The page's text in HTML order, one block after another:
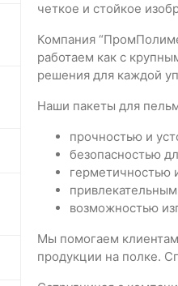
четкое и стойкое
Компания
работаем как с
решения для каждой
Наши пакеты для
прочностью и
безопасностью
возможностью
Мы помогаем клиентам
продукции на полке.